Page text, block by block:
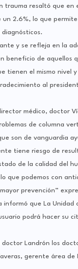
trauma resaltó que
un 2.6%, lo que
y se refleja en la
beneficio de aquellos
tienen el mismo nivel
al
médico, doctor
de columna
son de vanguardia
tiene riesgo de
de la calidad del
que podemos con
prevención”
informó que La
podrá hacer su
Landrón los
gerente área de